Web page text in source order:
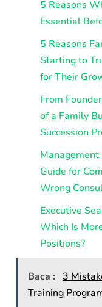
5 Reasons
Essential
5 Reasons
Starting to
for Their
From
of a Family
Succession
Management
Guide for
Wrong
Executive
Which Is
Positions?
Baca :
3
Training